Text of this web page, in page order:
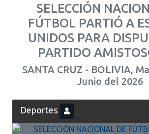
SELECCIÓN
FÚTBOL PARTIÓ A
UNIDOS PARA
PARTIDO
SANTA CRUZ - BOLIVIA,
Junio del 2026
Deportes